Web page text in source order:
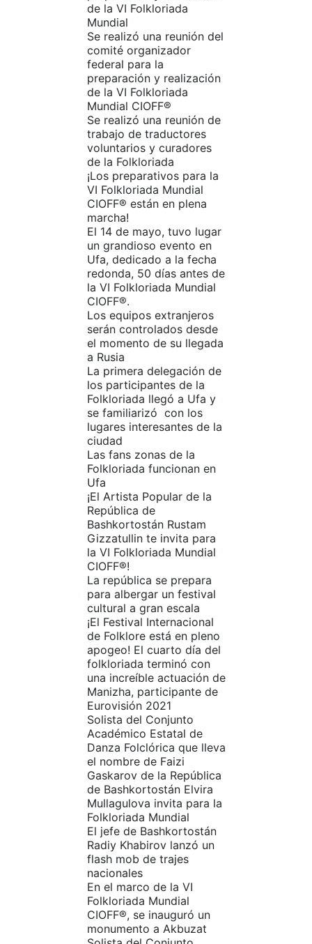
de la VI Folkloriada
Mundial
Se realizó una reunión del
comité organizador
federal para la
preparación y realización
de la VI Folkloriada
Mundial CIOFF®️
Se realizó una reunión de
trabajo de traductores
voluntarios y curadores
de la Folkloriada
¡Los preparativos para la
VI Folkloriada Mundial
CIOFF® están en plena
marcha!
El 14 de mayo, tuvo lugar
un grandioso evento en
Ufa, dedicado a la fecha
redonda, 50 días antes de
la VI Folkloriada Mundial
CIOFF®.
Los equipos extranjeros
serán controlados desde
el momento de su llegada
a Rusia
La primera delegación de
los participantes de la
Folkloriada llegó a Ufa y
se familiarizó con los
lugares interesantes de la
ciudad
Las fans zonas de la
Folkloriada funcionan en
Ufa
¡El Artista Popular de la
República de
Bashkortostán Rustam
Gizzatullin te invita para
la VI Folkloriada Mundial
CIOFF®!
La república se prepara
para albergar un festival
cultural a gran escala
¡El Festival Internacional
de Folklore está en pleno
apogeo! El cuarto día del
folkloriada terminó con
una increíble actuación de
Manizha, participante de
Eurovisión 2021
Solista del Conjunto
Académico Estatal de
Danza Folclórica que lleva
el nombre de Faizi
Gaskarov de la República
de Bashkortostán Elvira
Mullagulova invita para la
Folkloriada Mundial
El jefe de Bashkortostán
Radiy Khabirov lanzó un
flash mob de trajes
nacionales
En el marco de la VI
Folkloriada Mundial
CIOFF®️, se inauguró un
monumento a Akbuzat